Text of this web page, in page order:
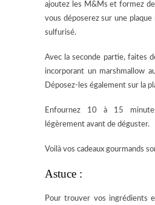
ajoutez les M&Ms et formez
vous déposerez sur une
sulfurisé.
Avec la seconde partie, faites
incorporant un marshmallow
Déposez-les également sur la
Enfournez 10 à 15
légèrement avant de déguster.
Voilà vos cadeaux gourmands
Astuce :
Pour trouver vos ingrédients